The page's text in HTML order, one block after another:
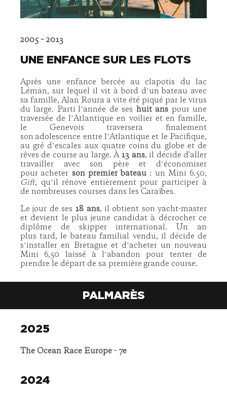
2005 – 2013
UNE ENFANCE SUR LES FLOTS
Après une enfance bercée au clapotis du lac
Léman, sur lequel il vit à bord dʼun bateau avec
sa famille, Alan Roura a vite été piqué par le virus
du large. Parti lʼannée de ses huit ans pour une
traversée de lʼAtlantique en voilier et en famille,
le Genevois traversera finalement
son adolescence entre lʼAtlantique et le Pacifique,
au gré dʼescales aux quatre coins du globe et de
rêves de course au large. À 13 ans, il décide d'aller
travailler avec son père et dʼéconomiser
pour acheter son premier bateau : un Mini 6.50,
Gift, quʼil rénove entièrement pour participer à
de nombreuses courses dans les Caraïbes.
Le jour de ses 18 ans, il obtient son yacht-master
et devient le plus jeune candidat à décrocher ce
diplôme de skipper international. Un an
plus tard, le bateau familial vendu, il décide de
sʼinstaller en Bretagne et dʼacheter un nouveau
Mini 6,50 laissé à lʼabandon pour tenter de
prendre le départ de sa première grande course.
PALMARÈS
2025
The Ocean Race Europe - 7e
2024